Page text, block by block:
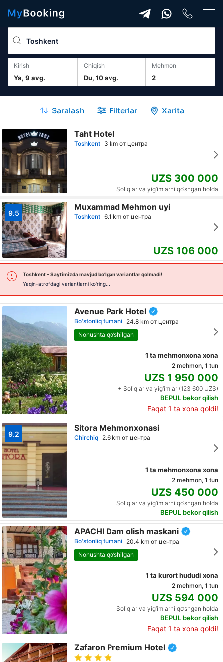
Kirish
Ya, 9 avg.
Chiqish
Du, 10 avg. 2
mehmon
Saralash Filterlar Xarita
Taht Hotel
Toshkent 3 km от центра
UZS 300 000
Soliqlar va yig‘imlarni qo‘shgan holda
9.5
Muxammad Mehmon uyi
Toshkent 6.1 km от центра
UZS 106 000
Toshkent- Saytimizda mavjud bo’lgan variantlar qolmadi!
Yaqin-atrofdagi variantlarni ko'ring...
Avenue Park Hotel
Bo'stonliq tumani 24.8 km от центра
Nonushta qo’shilgan
1 ta mehmonxona xona
2 mehmon, 1 tun
UZS 1 950 000
+ Soliqlar va yig‘imlar (123 600 UZS)
BEPUL bekor qilish
Faqat 1 ta xona qoldi!
9.2
Sitora Mehmonxonasi
Chirchiq 2.6 km от центра
1 ta mehmonxona xona
2 mehmon, 1 tun
UZS 450 000
Soliqlar va yig‘imlarni qo‘shgan holda
BEPUL bekor qilish
APACHI Dam olish maskani
Bo'stonliq tumani 20.4 km от центра
Nonushta qo’shilgan
1 ta kurort hududi xona
2 mehmon, 1 tun
UZS 594 000
Soliqlar va yig‘imlarni qo‘shgan holda
BEPUL bekor qilish
Faqat 1 ta xona qoldi!
Zafaron Premium Hotel